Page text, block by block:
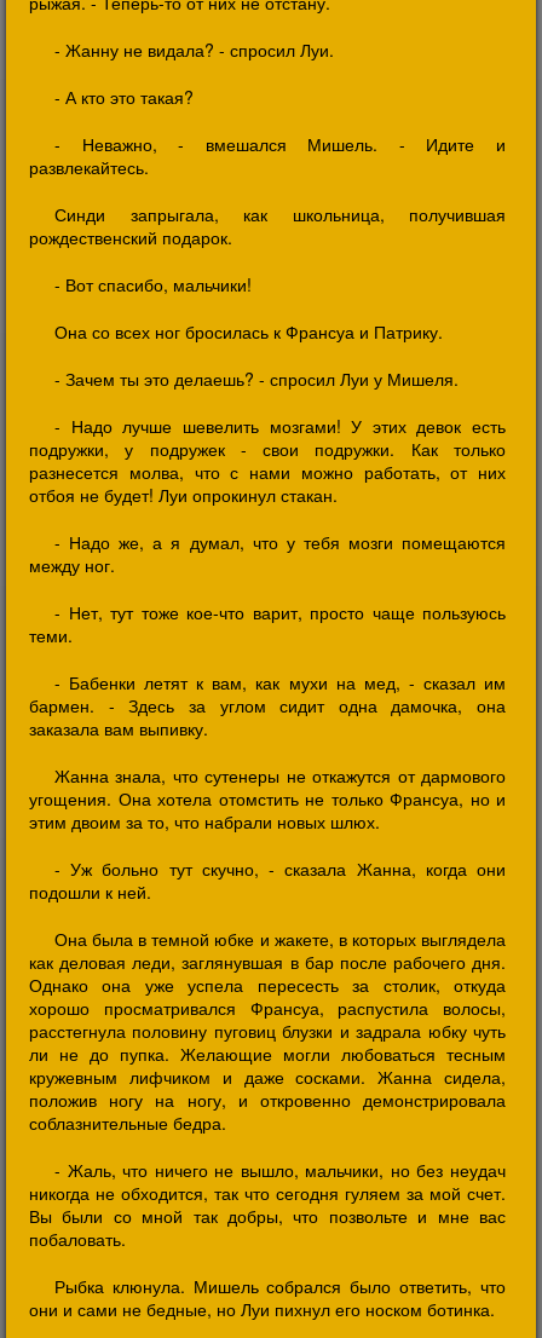
- Жанну не видала? - спросил Луи.
- А кто это такая?
- Неважно, - вмешался Мишель. - Идите и
развлекайтесь.
Синди запрыгала, как школьница, получившая
рождественский подарок.
- Вот спасибо, мальчики!
Она со всех ног бросилась к Франсуа и Патрику.
- Зачем ты это делаешь? - спросил Луи у Мишеля.
- Надо лучше шевелить мозгами! У этих девок есть
подружки, у подружек - свои подружки. Как только
разнесется молва, что с нами можно работать, от них
отбоя не будет! Луи опрокинул стакан.
- Надо же, а я думал, что у тебя мозги помещаются
между ног.
- Нет, тут тоже кое-что варит, просто чаще пользуюсь
теми.
- Бабенки летят к вам, как мухи на мед, - сказал им
бармен. - Здесь за углом сидит одна дамочка, она
заказала вам выпивку.
Жанна знала, что сутенеры не откажутся от дармового
угощения. Она хотела отомстить не только Франсуа, но и
этим двоим за то, что набрали новых шлюх.
- Уж больно тут скучно, - сказала Жанна, когда они
подошли к ней.
Она была в темной юбке и жакете, в которых выглядела
как деловая леди, заглянувшая в бар после рабочего дня.
Однако она уже успела пересесть за столик, откуда
хорошо просматривался Франсуа, распустила волосы,
расстегнула половину пуговиц блузки и задрала юбку чуть
ли не до пупка. Желающие могли любоваться тесным
кружевным лифчиком и даже сосками. Жанна сидела,
положив ногу на ногу, и откровенно демонстрировала
соблазнительные бедра.
- Жаль, что ничего не вышло, мальчики, но без неудач
никогда не обходится, так что сегодня гуляем за мой счет.
Вы были со мной так добры, что позвольте и мне вас
побаловать.
Рыбка клюнула. Мишель собрался было ответить, что
они и сами не бедные, но Луи пихнул его носком ботинка.